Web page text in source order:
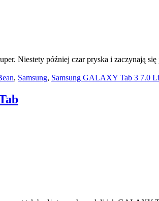
Niestety później czar pryska i zaczynają
, Samsung, Samsung GALAXY Tab 3 7.0